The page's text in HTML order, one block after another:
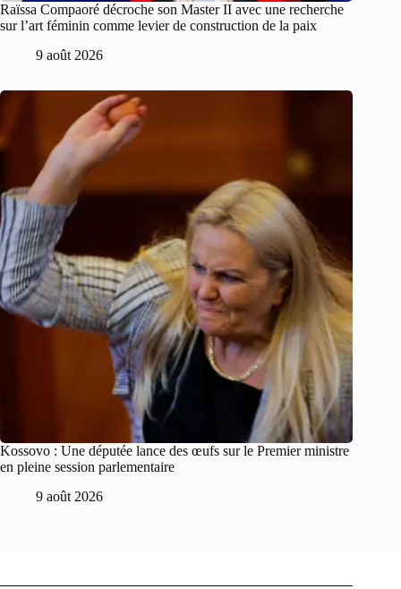
Raïssa Compaoré décroche son Master II avec une recherche
sur l’art féminin comme levier de construction de la paix
9 août 2026
Kossovo : Une députée lance des œufs sur le Premier ministre
en pleine session parlementaire
9 août 2026